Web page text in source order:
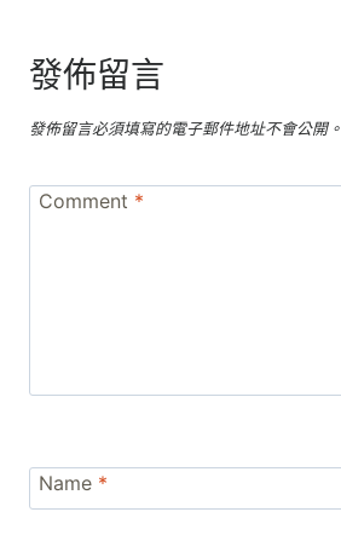
發佈留言
發佈留言必須填寫的電子郵件地址不會公開。
Comment *
Name *